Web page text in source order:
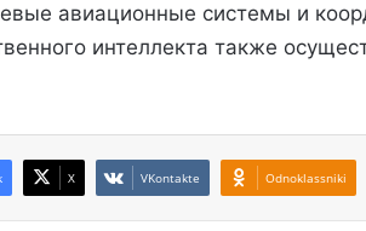
авиационные системы и
интеллекта также
X VKontakte Odnoklassniki